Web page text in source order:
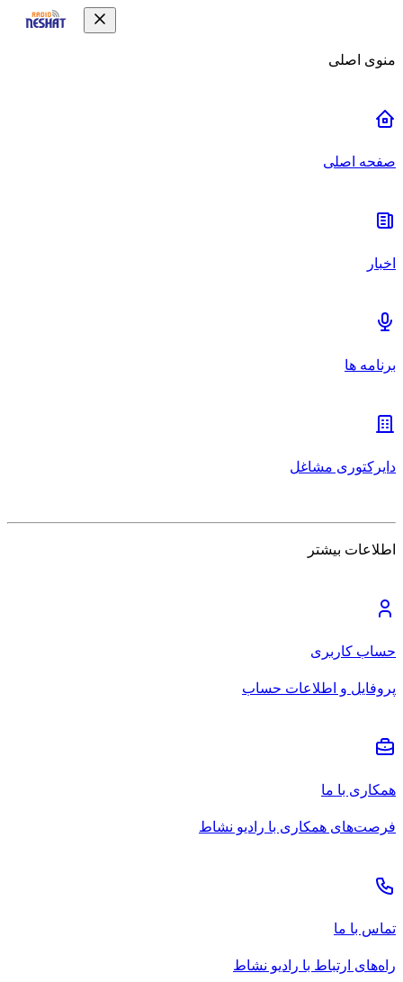
منوی اصلی
صفحه اصلی
اخبار
برنامه ها
دایرکتوری مشاغل
اطلاعات بیشتر
حساب کاربری
پروفایل و اطلاعات حساب
همکاری با ما
فرصت‌های همکاری با رادیو نشاط
تماس با ما
راه‌های ارتباط با رادیو نشاط